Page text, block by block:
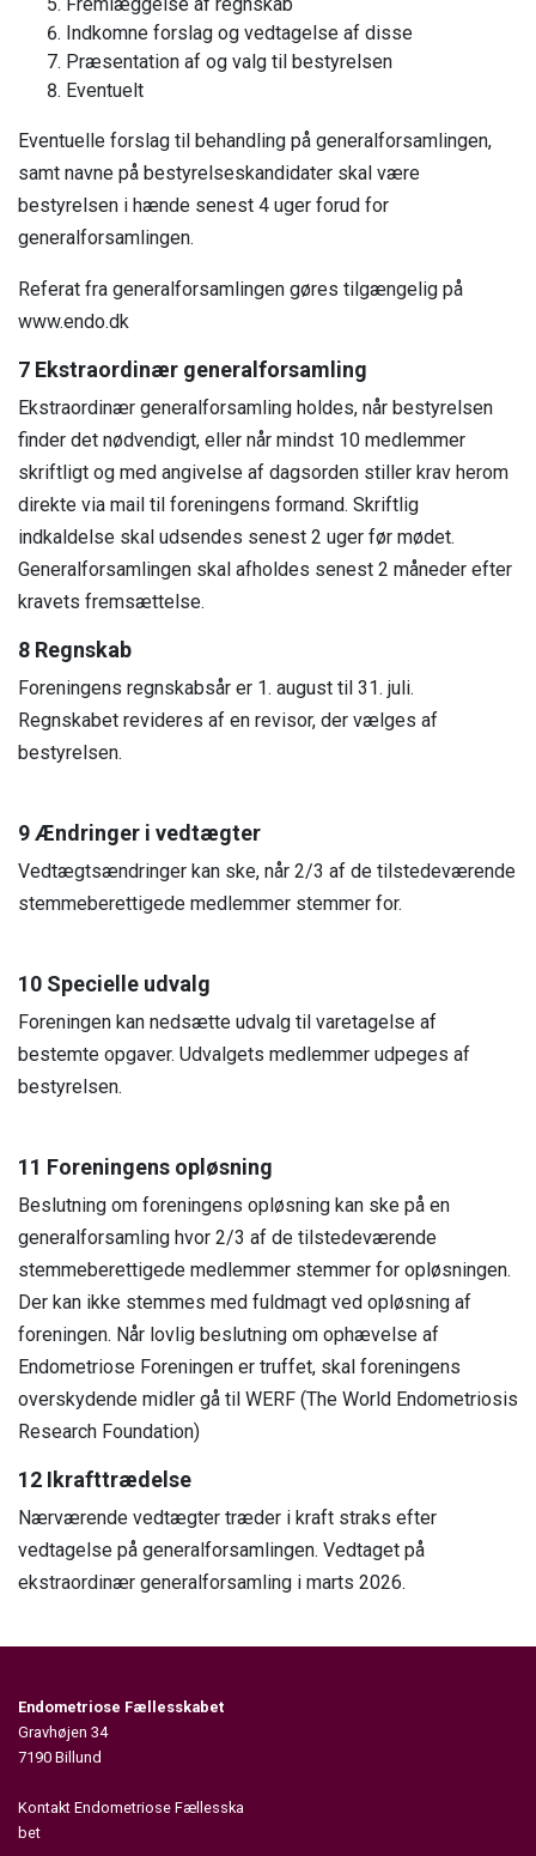
Indkomne forslag og vedtagelse af disse
Præsentation af og valg til bestyrelsen
Eventuelt
Eventuelle forslag til behandling på generalforsamlingen,
samt navne på bestyrelseskandidater skal være
bestyrelsen i hænde senest 4 uger forud for
generalforsamlingen.
Referat fra generalforsamlingen gøres tilgængelig på
www.endo.dk
7 Ekstraordinær generalforsamling
Ekstraordinær generalforsamling holdes, når bestyrelsen
finder det nødvendigt, eller når mindst 10 medlemmer
skriftligt og med angivelse af dagsorden stiller krav herom
direkte via mail til foreningens formand. Skriftlig
indkaldelse skal udsendes senest 2 uger før mødet.
Generalforsamlingen skal afholdes senest 2 måneder efter
kravets fremsættelse.
8 Regnskab
Foreningens regnskabsår er 1. august til 31. juli.
Regnskabet revideres af en revisor, der vælges af
bestyrelsen.
9 Ændringer i vedtægter
Vedtægtsændringer kan ske, når 2/3 af de tilstedeværende
stemmeberettigede medlemmer stemmer for.
10 Specielle udvalg
Foreningen kan nedsætte udvalg til varetagelse af
bestemte opgaver. Udvalgets medlemmer udpeges af
bestyrelsen.
11 Foreningens opløsning
Beslutning om foreningens opløsning kan ske på en
generalforsamling hvor 2/3 af de tilstedeværende
stemmeberettigede medlemmer stemmer for opløsningen.
Der kan ikke stemmes med fuldmagt ved opløsning af
foreningen. Når lovlig beslutning om ophævelse af
Endometriose Foreningen er truffet, skal foreningens
overskydende midler gå til WERF (The World Endometriosis
Research Foundation)
12 Ikrafttrædelse
Nærværende vedtægter træder i kraft straks efter
vedtagelse på generalforsamlingen. Vedtaget på
ekstraordinær generalforsamling i marts 2026.
Endometriose Fællesskabet
Gravhøjen 34
7190 Billund
Kontakt Endometriose Fællesska
bet